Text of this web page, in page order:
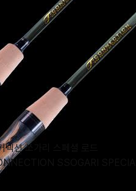
넥션 쏘가리 스페셜 로드
SSOGARI SPECIAL